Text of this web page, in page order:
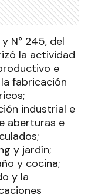
N° 245, del
la actividad
e
fabricación
industrial e
aberturas e
y jardín;
y cocina;
y la